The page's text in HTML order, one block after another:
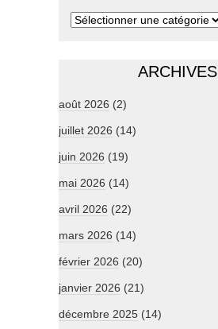
ARCHIVES
août 2026 (2)
juillet 2026 (14)
juin 2026 (19)
mai 2026 (14)
avril 2026 (22)
mars 2026 (14)
février 2026 (20)
janvier 2026 (21)
décembre 2025 (14)